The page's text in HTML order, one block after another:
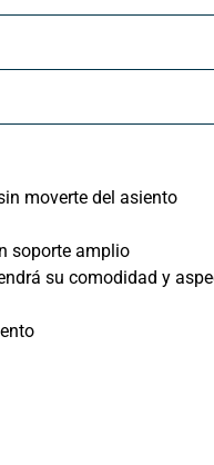
moverte del asiento
soporte amplio
su comodidad y